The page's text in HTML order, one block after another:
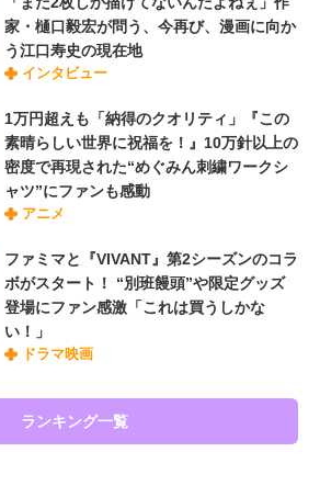
家・樋口毅宏が問う、今再び、漫画に向か
う江口寿史の現在地
インタビュー
1万円超えも「納得のクオリティ」『この
素晴らしい世界に祝福を！』10万針以上の
密度で再現された“めぐみん刺繍ワークシ
ャツ”にファンも感動
アニメ
ファミマと『VIVANT』第2シーズンのコラ
ボがスタート！ “別班饅頭”や限定グッズ
登場にファン感激「これは買うしかな
い！」
ドラマ映画
ランキング一覧